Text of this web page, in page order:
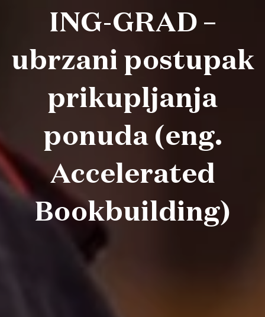
ING-GRAD –
ubrzani postupak
prikupljanja
ponuda (eng.
Accelerated
Bookbuilding)